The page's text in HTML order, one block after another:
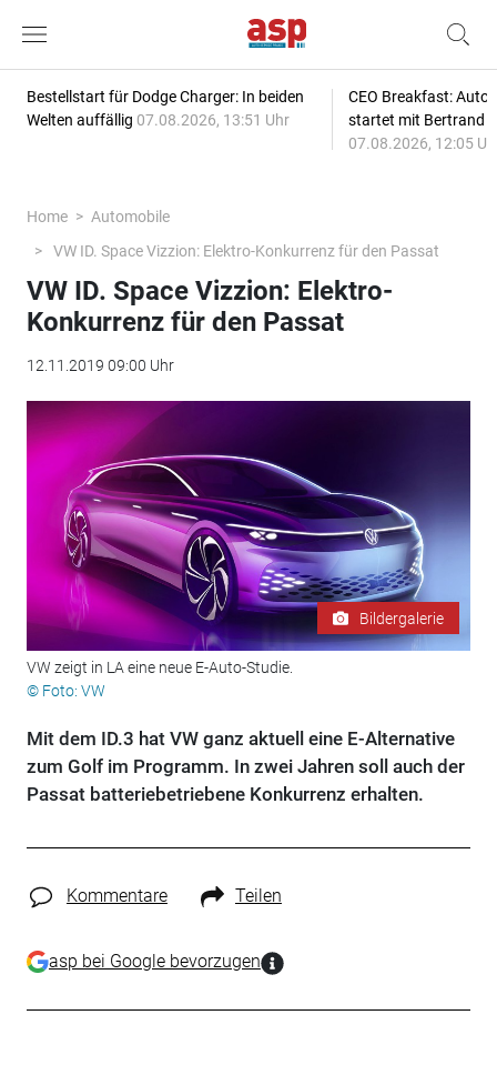
Bestellstart für Dodge Charger: In beiden
Welten auffällig 07.08.2026, 13:51 Uhr
CEO Breakfast:
startet mit Bertrand
07.08.2026, 12:05
Home
Automobile
VW ID. Space Vizzion: Elektro-Konkurrenz für den Passat
VW ID. Space Vizzion: Elektro-
Konkurrenz für den Passat
12.11.2019 09:00 Uhr
Bildergalerie
VW zeigt in LA eine neue E-Auto-Studie.
© Foto: VW
Mit dem ID.3 hat VW ganz aktuell eine E-Alternative
zum Golf im Programm. In zwei Jahren soll auch der
Passat batteriebetriebene Konkurrenz erhalten.
Kommentare Teilen
asp bei Google bevorzugen